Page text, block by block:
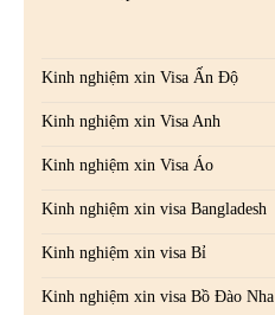
Kinh nghiệm xin Visa Ấn Độ
Kinh nghiệm xin Visa Anh
Kinh nghiệm xin Visa Áo
Kinh nghiệm xin visa Bangladesh
Kinh nghiệm xin visa Bỉ
Kinh nghiệm xin visa Bồ Đào Nha